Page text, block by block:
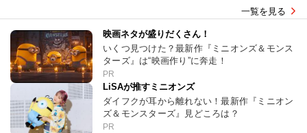
一覧を見る
映画ネタが盛りだくさん！
いくつ見つけた？最新作『ミニオンズ＆モンス
ターズ』は“映画作り”に奔走！
PR
LiSAが推すミニオンズ
ダイフクが耳から離れない！最新作『ミニオン
ズ＆モンスターズ』見どころは？
PR